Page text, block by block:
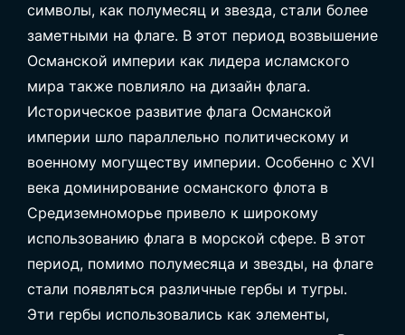
символы, как полумесяц и звезда, стали более
заметными на флаге. В этот период возвышение
Османской империи как лидера исламского
мира также повлияло на дизайн флага.
Историческое развитие флага Османской
империи шло параллельно политическому и
военному могуществу империи. Особенно с XVI
века доминирование османского флота в
Средиземноморье привело к широкому
использованию флага в морской сфере. В этот
период, помимо полумесяца и звезды, на флаге
стали появляться различные гербы и тугры.
Эти гербы использовались как элементы,